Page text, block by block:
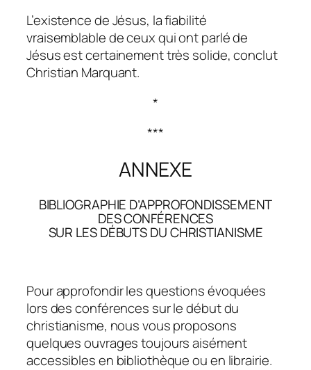
L’existence de Jésus, la fiabilité
vraisemblable de ceux qui ont parlé de
Jésus est certainement très solide, conclut
Christian Marquant.
*
***
ANNEXE
BIBLIOGRAPHIE D’APPROFONDISSEMENT
DES CONFÉRENCES
SUR LES DÉBUTS DU CHRISTIANISME
Pour approfondir les questions évoquées
lors des conférences sur le début du
christianisme, nous vous proposons
quelques ouvrages toujours aisément
accessibles en bibliothèque ou en librairie.